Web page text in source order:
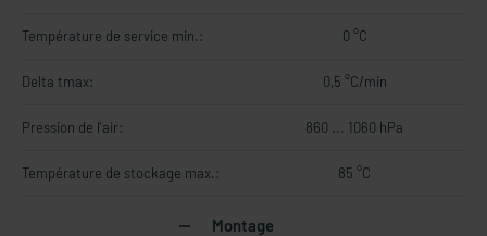
Température de service min.: 0 °C
Delta tmax: 0,5 °C/min
Pression de l'air: 860 ... 1060 hPa
Température de stockage max.: 85 °C
Montage